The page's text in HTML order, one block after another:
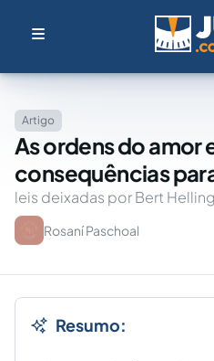
Artigo
As ordens do amor
consequências
leis deixadas por Bert
Rosaní Paschoal
Resumo: